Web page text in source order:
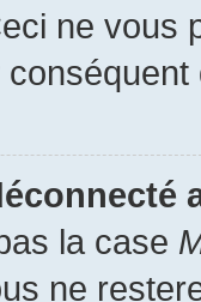
ne vous
la case
ne